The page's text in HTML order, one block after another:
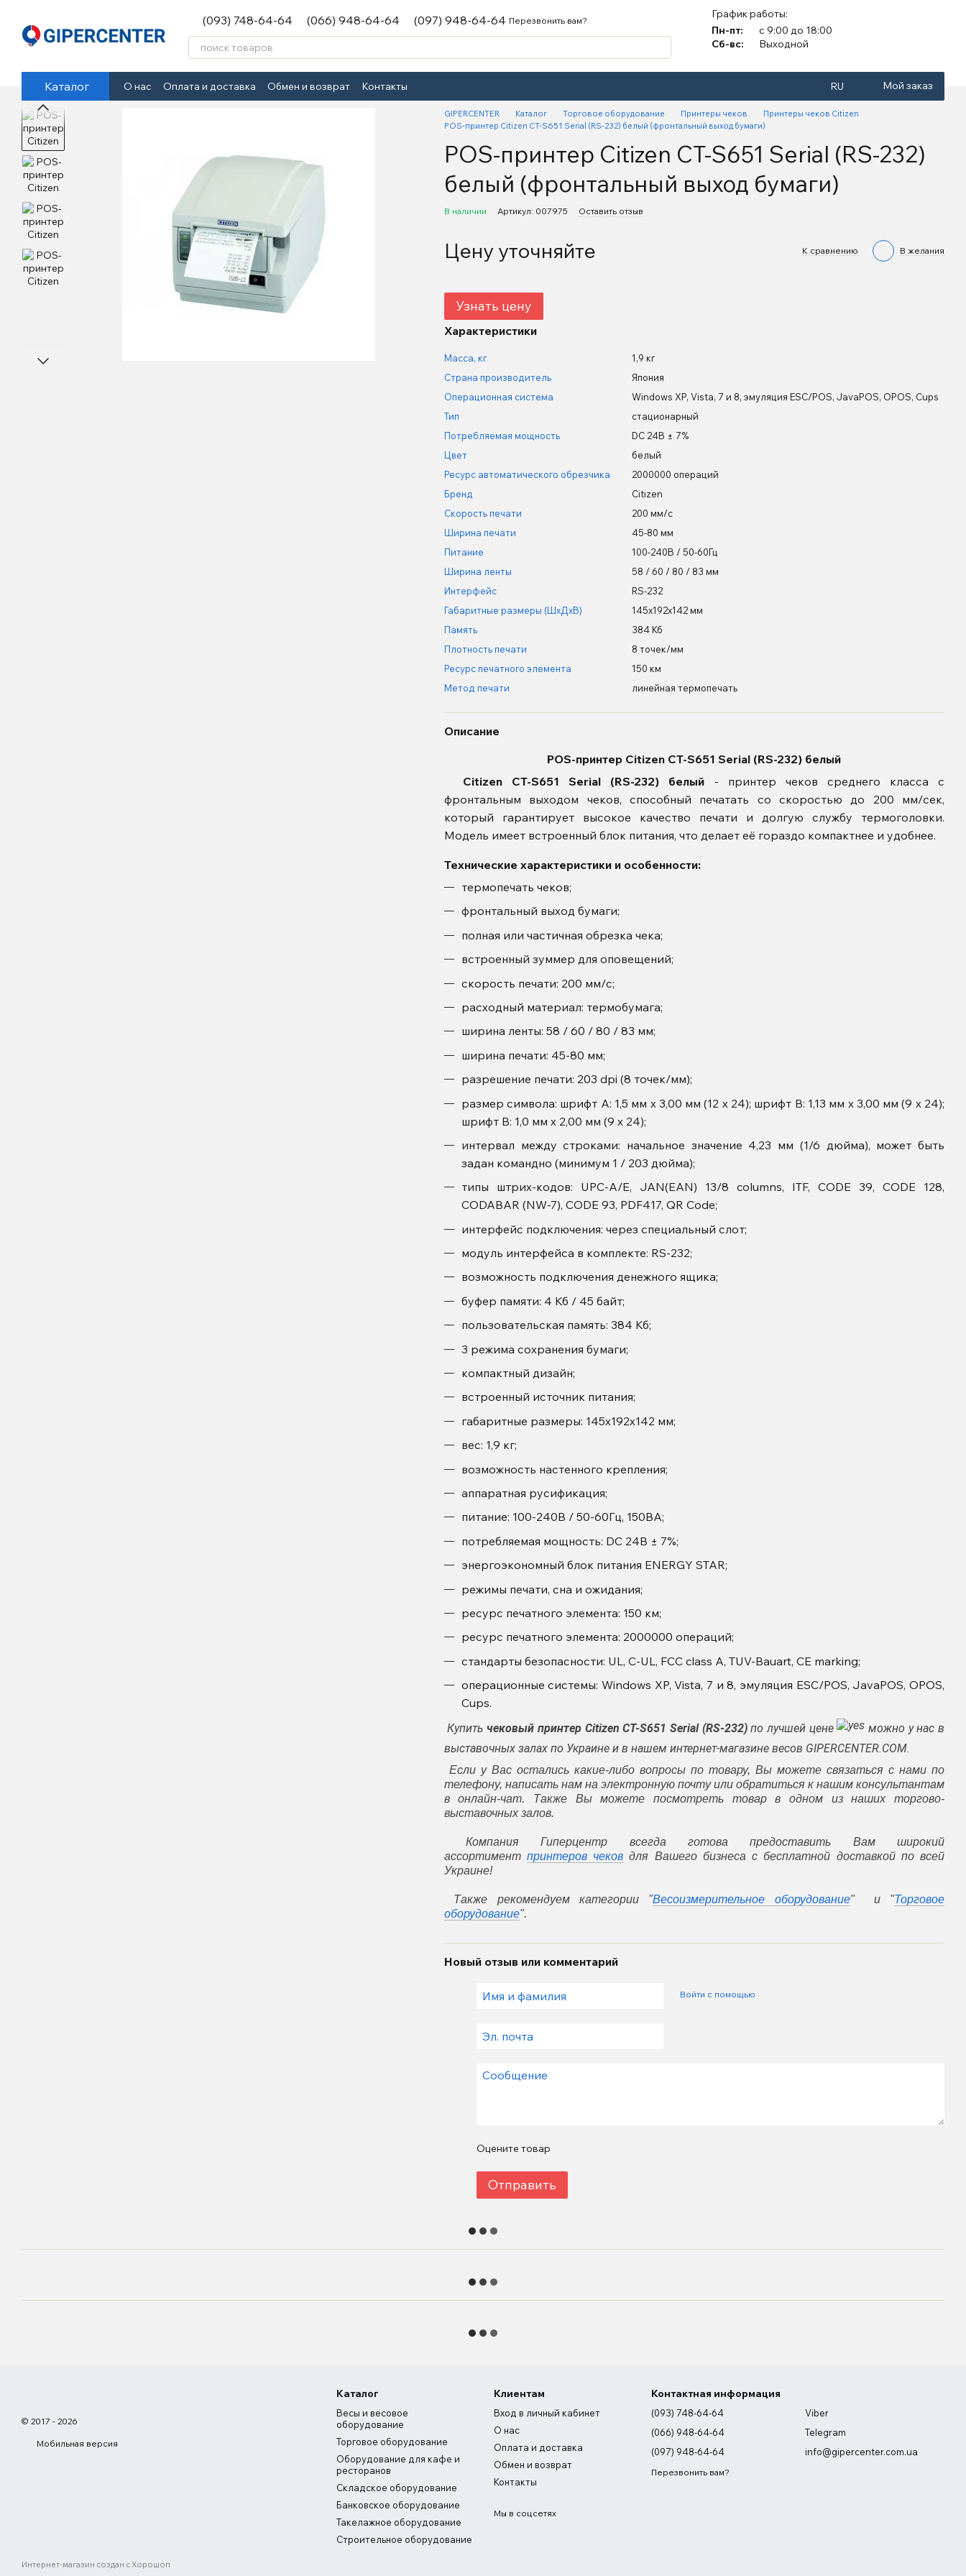
(093) 748-64-64 (066) 948-64-64 (097) 948-64-64 Перезвонить вам?
График работы:
Пн-пт:
с 9:00 до 18:00
Сб-вс:
Выходной
Каталог О нас Оплата и доставка Обмен и возврат Контакты RU Мой заказ
GIPERCENTER Каталог Торговое оборудование Принтеры чеков
Принтеры чеков Citizen
POS-принтер Citizen CT-S651 Serial (RS-232) белый (фронтальный выход бумаги)
POS-принтер Citizen CT-S651 Serial (RS-232)
белый (фронтальный выход бумаги)
В наличии Артикул: 007975 Оставить отзыв
Цену уточняйте К сравнению В желания
Узнать цену
Характеристики
Масса, кг
1,9 кг
Страна производитель
Япония
Операционная система
Windows XP, Vista, 7 и 8, эмуляция ESC/POS, JavaPOS, OPOS, Cups
Тип
стационарный
Потребляемая мощность
DC 24В ± 7%
Цвет
белый
Ресурс автоматического обрезчика
2000000 операций
Бренд
Citizen
Скорость печати
200 мм/с
Ширина печати
45-80 мм
Питание
100-240В / 50-60Гц
Ширина ленты
58 / 60 / 80 / 83 мм
Интерфейс
RS-232
Габаритные размеры (ШхДхВ)
145х192х142 мм
Память
384 Кб
Плотность печати
8 точек/мм
Ресурс печатного элемента
150 км
Метод печати
линейная термопечать
Описание
POS-принтер Citizen CT-S651 Serial (RS-232) белый
Citizen CT-S651 Serial (RS-232) белый - принтер чеков среднего класса с
фронтальным выходом чеков, способный печатать со скоростью до 200 мм/сек,
который гарантирует высокое качество печати и долгую службу термоголовки.
Модель имеет встроенный блок питания, что делает её гораздо компактнее и удобнее.
Технические характеристики и особенности:
термопечать чеков;
фронтальный выход бумаги;
полная или частичная обрезка чека;
встроенный зуммер для оповещений;
скорость печати: 200 мм/с;
расходный материал: термобумага;
ширина ленты: 58 / 60 / 80 / 83 мм;
ширина печати: 45-80 мм;
разрешение печати: 203 dpi (8 точек/мм);
размер символа: шрифт А: 1,5 мм х 3,00 мм (12 х 24); шрифт В: 1,13 мм х 3,00 мм (9 х 24);
шрифт В: 1,0 мм х 2,00 мм (9 х 24);
интервал между строками: начальное значение 4,23 мм (1/6 дюйма), может быть
задан командно (минимум 1 / 203 дюйма);
типы штрих-кодов: UPC-A/E, JAN(EAN) 13/8 columns, ITF, CODE 39, CODE 128,
CODABAR (NW-7), CODE 93, PDF417, QR Code;
интерфейс подключения: через специальный слот;
модуль интерфейса в комплекте: RS-232;
возможность подключения денежного ящика;
буфер памяти: 4 Кб / 45 байт;
пользовательская память: 384 Кб;
3 режима сохранения бумаги;
компактный дизайн;
встроенный источник питания;
габаритные размеры: 145х192х142 мм;
вес: 1,9 кг;
возможность настенного крепления;
аппаратная русификация;
питание: 100-240В / 50-60Гц, 150ВА;
потребляемая мощность: DC 24В ± 7%;
энергоэкономный блок питания ENERGY STAR;
режимы печати, сна и ожидания;
ресурс печатного элемента: 150 км;
ресурс печатного элемента: 2000000 операций;
стандарты безопасности: UL, C-UL, FCC class A, TUV-Bauart, CE marking;
операционные системы: Windows XP, Vista, 7 и 8, эмуляция ESC/POS, JavaPOS, OPOS,
Cups.
Купить чековый принтер Citizen CT-S651 Serial (RS-232)по лучшей цене
можно у нас в
выставочных залах по Украине и в нашем интернет-магазине весов GIPERCENTER.COM.
Если у Вас остались какие-либо вопросы по товару, Вы можете связаться с нами по
телефону, написать нам на электронную почту или обратиться к нашим консультантам
в онлайн-чат. Также Вы можете посмотреть товар в одном из наших торгово-
выставочных залов.
Компания Гиперцентр всегда готова предоставить Вам широкий
ассортиментпринтеров чеков для Вашего бизнеса с бесплатной доставкой по всей
Украине!
Также рекомендуем категории "Весоизмерительное оборудование" и "Торговое
оборудование".
Новый отзыв или комментарий
Войти с помощью
Оцените товар
Отправить
© 2017 - 2026
Мобильная версия
Интернет-магазин создан с Хорошоп
Каталог
Весы и весовое
оборудование
Торговое оборудование
Оборудование для кафе и
ресторанов
Складское оборудование
Банковское оборудование
Такелажное оборудование
Строительное оборудование
Клиентам
Вход в личный кабинет
О нас
Оплата и доставка
Обмен и возврат
Контакты
Мы в соцсетях
Контактная информация
(093) 748-64-64
(066) 948-64-64
(097) 948-64-64
Перезвонить вам?
Viber
Telegram
info@gipercenter.com.ua